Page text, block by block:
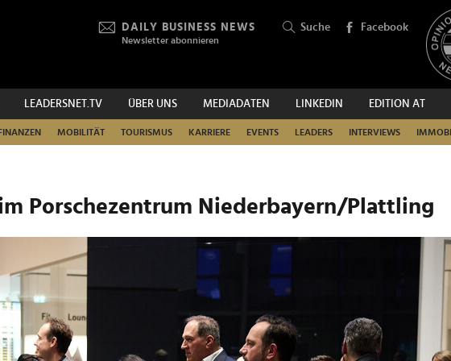
DAILY BUSINESS NEWS
Newsletter abonnieren
Suche Facebook
LEADERSNET.TV ÜBER UNS MEDIADATEN LINKEDIN EDITION AT
MOBILITÄT TOURISMUS KARRIERE EVENTS LEADERS INTERVIEWS
SUCHEN
Porschezentrum Niederbayern/Plattling